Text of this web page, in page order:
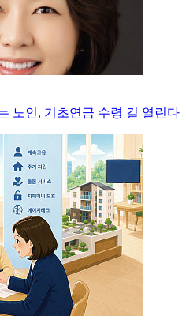
노인, 기초연금 수령 길 열린다